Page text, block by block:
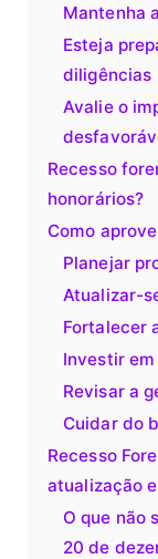
Mantenha
Esteja
diligências
Avalie o
Recesso
honorários?
Como
Planejar
Atualizar-
Fortalecer
Investir
Revisar a
Cuidar do
Recesso
atualização
O que não
20 de